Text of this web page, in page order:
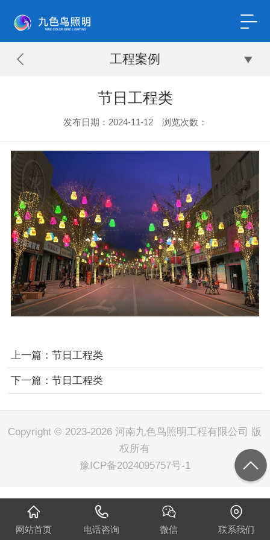
工程案例
节日工程类
发布日期：2024-11-12 浏览次数：
上一篇： 节日工程类
下一篇： 节日工程类
Copyright © 2023-2026 河南九色鸟照明工程有限公司 版
权所有
豫ICP备2024095757号-1
网站首页 电话咨询 微信 联系我们